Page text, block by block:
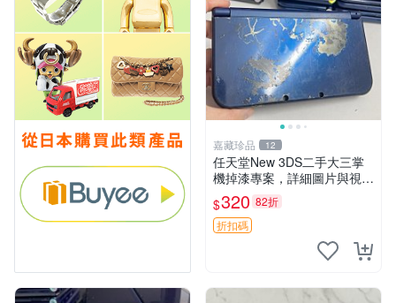
嘉藏珍品 12
任天堂New 3DS二手大三掌
機掉漆專案，詳細圖片與視頻
可查，嚴選編號發貨 新3DS
大三掌機 掉漆系列 二手機
$320 82折
折扣碼